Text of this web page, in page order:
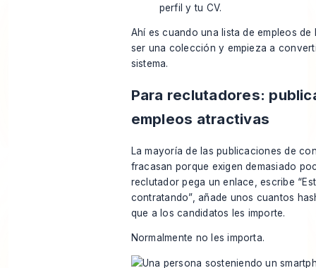
perfil y tu CV.
Ahí es cuando una lista de empleos de
ser una colección y empieza a
sistema.
Para reclutadores:
empleos atractivas
La mayoría de las publicaciones de
fracasan porque exigen demasiado
reclutador pega un enlace, escribe
contratando”, añade unos cuantos
que a los candidatos les importe.
Normalmente no les importa.